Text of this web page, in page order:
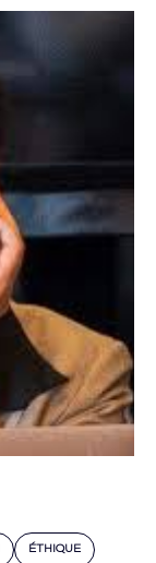
ÉTHIQUE